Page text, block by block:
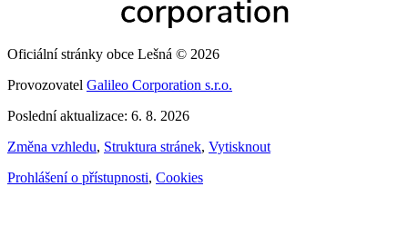
Oficiální stránky obce Lešná © 2026
Provozovatel Galileo Corporation s.r.o.
Poslední aktualizace: 6. 8. 2026
Změna vzhledu, Struktura stránek, Vytisknout
Prohlášení o přístupnosti, Cookies